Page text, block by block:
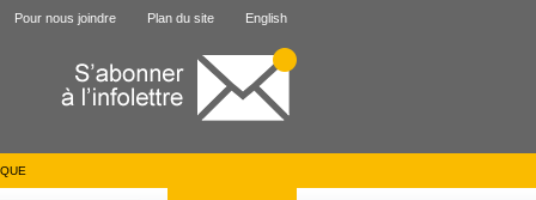
Pour nous joindre Plan du site English